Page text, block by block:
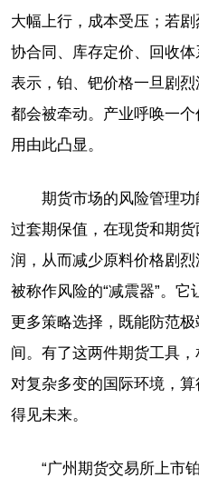
大幅上行，成本受压；若
协合同、库存定价、回收
表示，铂、钯价格一旦剧
都会被牵动。产业呼唤一
用由此凸显。
期货市场的风险管理功
过套期保值，在现货和期
润，从而减少原料价格剧
被称作风险的“减震器”。
更多策略选择，既能防范
间。有了这两件期货工具
对复杂多变的国际环境，
得见未来。
“广州期货交易所上市